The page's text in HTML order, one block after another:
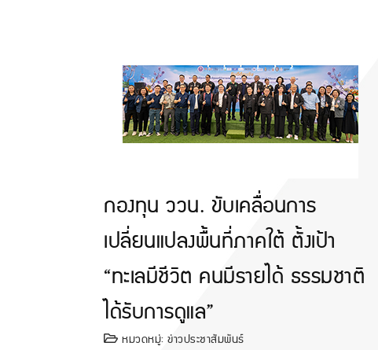
กองทุน ววน. ขับเคลื่อนการ
เปลี่ยนแปลงพื้นที่ภาคใต้ ตั้งเป้า
“ทะเลมีชีวิต คนมีรายได้ ธรรมชาติ
ได้รับการดูแล”
หมวดหมู่: ข่าวประชาสัมพันธ์